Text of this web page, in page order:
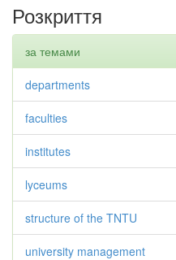
Розкриття
за темами
departments
faculties
institutes
lyceums
structure of the TNTU
university management